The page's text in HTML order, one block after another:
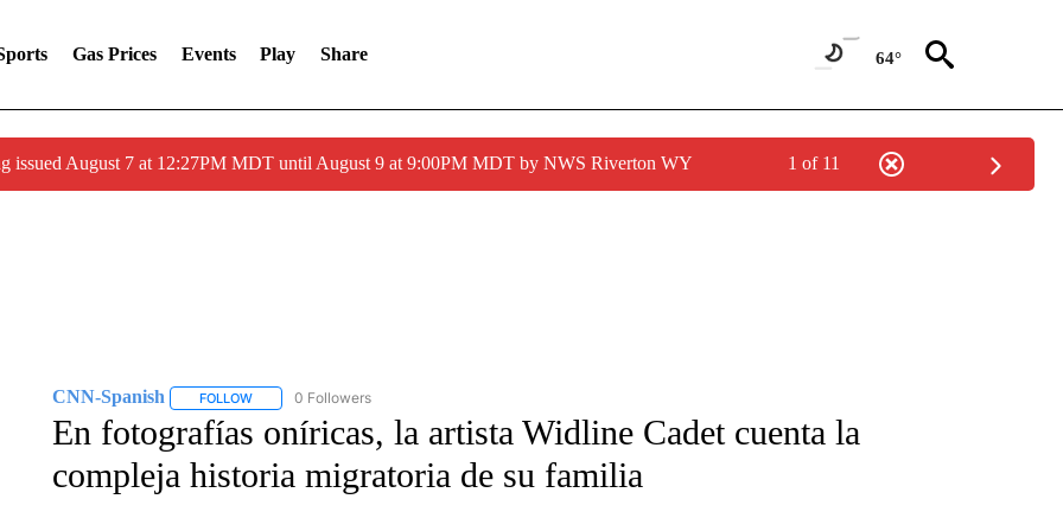
Gas Prices Events Play Share 64°
issued August 7 at 12:27PM MDT until August 9 at 9:00PM MDT by NWS Riverton WY 1 of 11
CNN-Spanish FOLLOWFOLLOW "CNN-SPANISH" TO RECEIVE NOTIFICATIONS ABOUT NEW PAGES ON "CNN-SPANISH".
0 Followers
En fotografías oníricas, la artista Widline Cadet cuenta la
compleja historia migratoria de su familia